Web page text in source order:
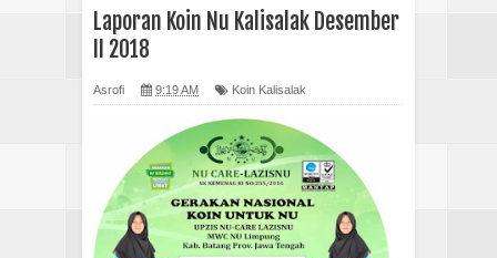
Laporan Koin Nu Kalisalak Desember
II 2018
Asrofi 9:19 AM Koin Kalisalak